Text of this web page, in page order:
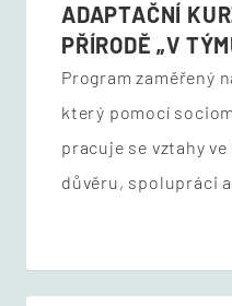
ADAPTAČNÍ
PŘÍRODĚ „V
Program zaměřený
který pomocí
pracuje se vztahy
důvěru, spolupráci